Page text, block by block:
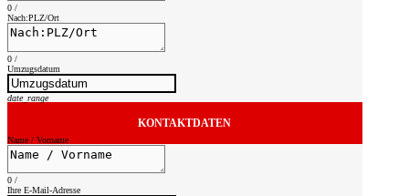
0 /
Nach:PLZ/Ort
0 /
Umzugsdatum
date_range
KONTAKTDATEN
Name / Vorname
0 /
Ihre E-Mail-Adresse